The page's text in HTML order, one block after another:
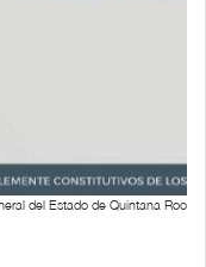
del Estado de Quintana Roo